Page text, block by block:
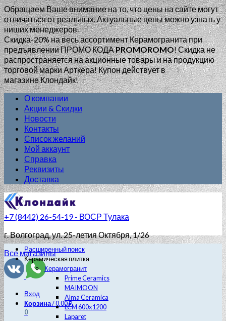
Обращаем Ваше внимание на то, что цены на сайте могут
отличаться от реальных. Актуальные цены можно узнать у
ниших менеджеров.
Скидка-20% на весь ассортимент Керамогранита при
предъявлении ПРОМО КОДАPROMOROMO!Скидка не
распространяется на акционные товары и на продукцию
торговой марки Арткера! Купон действует в
магазине Клондайк!
О компании
Акции & Скидки
Новости
Контакты
Список желаний
Мой аккаунт
Справка
Реквизиты
Доставка
+7 (8442) 26-54-19 - ВОСР Тулака
г. Волгоград, ул. 25-летия Октября, 1/26
Все магазины
Вход
Корзина/0.00₽
0
Расширенный поиск
Керамическая плитка
Керамогранит
Prime Ceramics
MAIMOON
Alma Ceramica
LCM 600х1200
Laparet